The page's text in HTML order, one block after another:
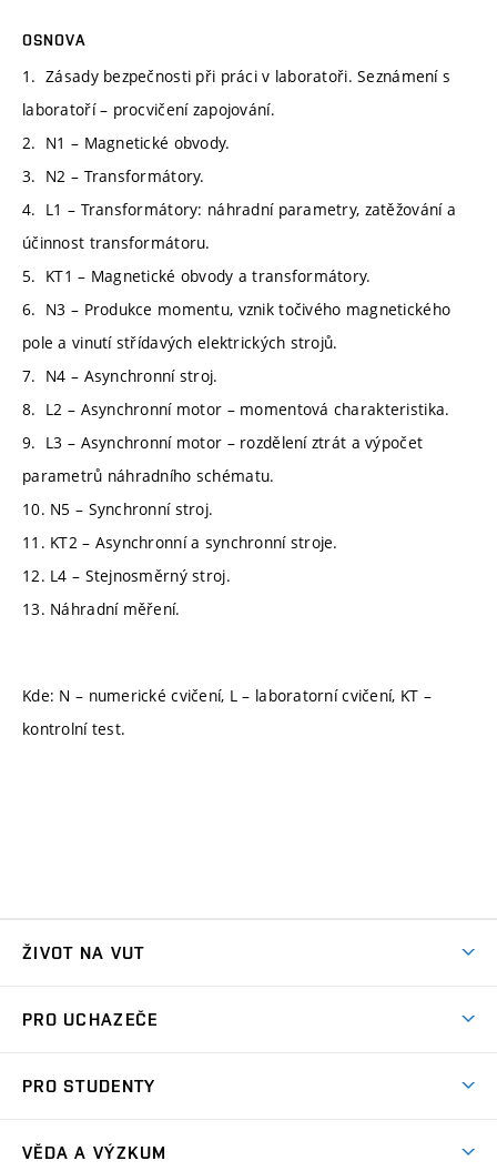
OSNOVA
1. Zásady bezpečnosti při práci v laboratoři. Seznámení s
laboratoří – procvičení zapojování.
2. N1 – Magnetické obvody.
3. N2 – Transformátory.
4. L1 – Transformátory: náhradní parametry, zatěžování a
účinnost transformátoru.
5. KT1 – Magnetické obvody a transformátory.
6. N3 – Produkce momentu, vznik točivého magnetického
pole a vinutí střídavých elektrických strojů.
7. N4 – Asynchronní stroj.
8. L2 – Asynchronní motor – momentová charakteristika.
9. L3 – Asynchronní motor – rozdělení ztrát a výpočet
parametrů náhradního schématu.
10. N5 – Synchronní stroj.
11. KT2 – Asynchronní a synchronní stroje.
12. L4 – Stejnosměrný stroj.
13. Náhradní měření.
Kde: N – numerické cvičení, L – laboratorní cvičení, KT –
kontrolní test.
ŽIVOT NA VUT
Koleje
Sport na VUT
PRO UCHAZEČE
Dny otevřených dveří
PRO STUDENTY
VĚDA A VÝZKUM